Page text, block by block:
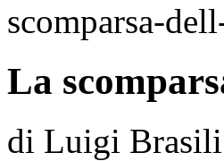
scomparsa-
La
di Luigi Brasili